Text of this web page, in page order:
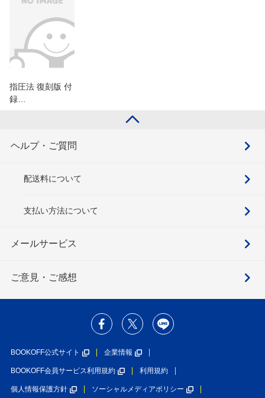
指圧法 復刻版 付
録…
ヘルプ・ご質問
配送料について
支払い方法について
メールサービス
ご意見・ご感想
BOOKOFF公式サイト 企業情報
BOOKOFF会員サービス利用規約 利用規約
個人情報保護方針 ソーシャルメディアポリシー